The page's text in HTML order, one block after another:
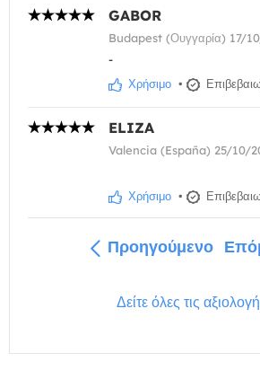
GABOR
Budapest (Ουγγαρία) 17/
-
Χρήσιμο •
ELIZA
Valencia (España) 25/10/
Χρήσιμο •
Προηγούμενο
Δείτε όλες τις